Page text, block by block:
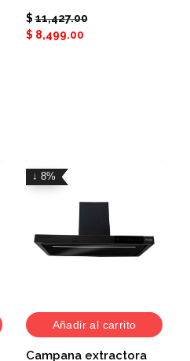
$ 11,427.00
$ 8,499.00
↓ 8%
Añadir al carrito
Campana extractora